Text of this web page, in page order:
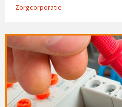
Zorgcorporatie